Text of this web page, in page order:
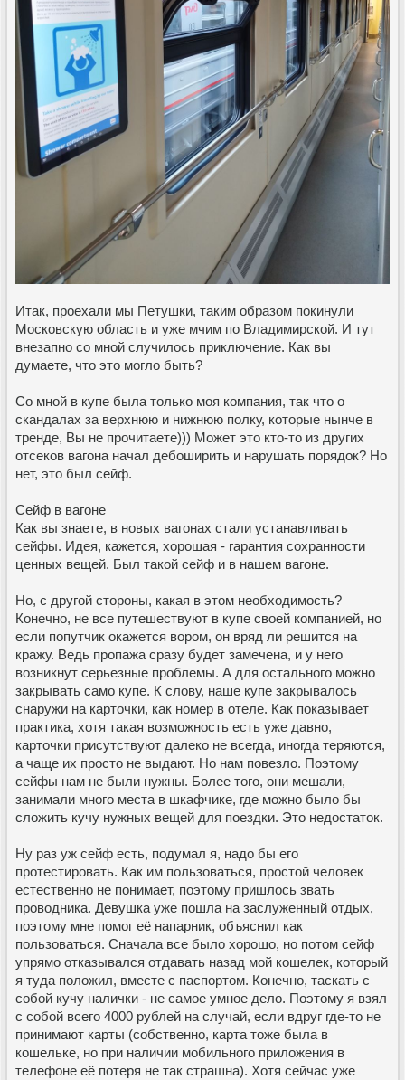
Итак, проехали мы Петушки, таким образом покинули
Московскую область и уже мчим по Владимирской. И тут
внезапно со мной случилось приключение. Как вы
думаете, что это могло быть?
Со мной в купе была только моя компания, так что о
скандалах за верхнюю и нижнюю полку, которые нынче в
тренде, Вы не прочитаете))) Может это кто-то из других
отсеков вагона начал дебоширить и нарушать порядок? Но
нет, это был сейф.
Сейф в вагоне
Как вы знаете, в новых вагонах стали устанавливать
сейфы. Идея, кажется, хорошая - гарантия сохранности
ценных вещей. Был такой сейф и в нашем вагоне.
Но, с другой стороны, какая в этом необходимость?
Конечно, не все путешествуют в купе своей компанией, но
если попутчик окажется вором, он вряд ли решится на
кражу. Ведь пропажа сразу будет замечена, и у него
возникнут серьезные проблемы. А для остального можно
закрывать само купе. К слову, наше купе закрывалось
снаружи на карточки, как номер в отеле. Как показывает
практика, хотя такая возможность есть уже давно,
карточки присутствуют далеко не всегда, иногда теряются,
а чаще их просто не выдают. Но нам повезло. Поэтому
сейфы нам не были нужны. Более того, они мешали,
занимали много места в шкафчике, где можно было бы
сложить кучу нужных вещей для поездки. Это недостаток.
Ну раз уж сейф есть, подумал я, надо бы его
протестировать. Как им пользоваться, простой человек
естественно не понимает, поэтому пришлось звать
проводника. Девушка уже пошла на заслуженный отдых,
поэтому мне помог её напарник, объяснил как
пользоваться. Сначала все было хорошо, но потом сейф
упрямо отказывался отдавать назад мой кошелек, который
я туда положил, вместе с паспортом. Конечно, таскать с
собой кучу налички - не самое умное дело. Поэтому я взял
с собой всего 4000 рублей на случай, если вдруг где-то не
принимают карты (собственно, карта тоже была в
кошельке, но при наличии мобильного приложения в
телефоне её потеря не так страшна). Хотя сейчас уже